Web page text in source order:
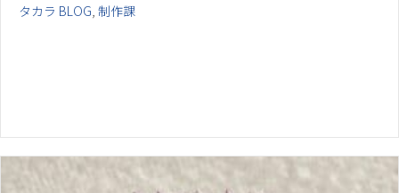
タカラ BLOG 制作課